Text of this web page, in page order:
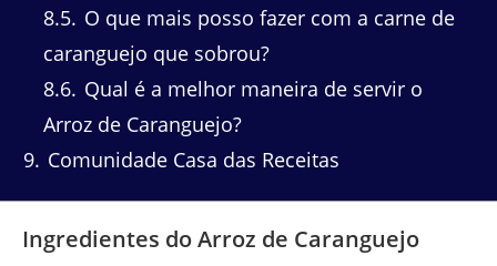
8.5 O que mais posso fazer com a carne de
caranguejo que sobrou?
8.6 Qual é a melhor maneira de servir o
Arroz de Caranguejo?
9 Comunidade Casa das Receitas
Ingredientes do Arroz de Caranguejo